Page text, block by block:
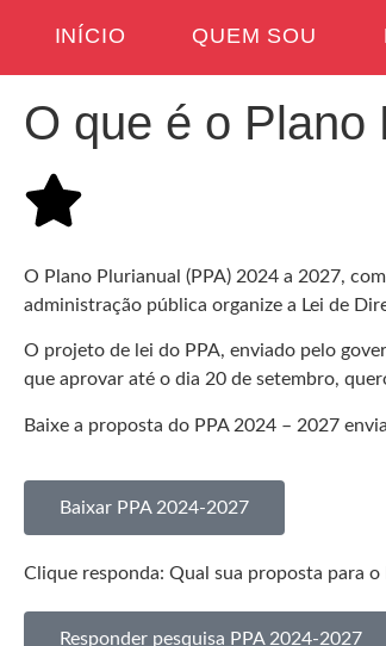
INÍCIO QUEM SOU
O que é o Plano
O Plano Plurianual (PPA) 2024 a 2027,
administração pública organize a Lei de
O projeto de lei do PPA, enviado pelo
que aprovar até o dia 20 de setembro,
Baixe a proposta do PPA 2024 – 2027
Baixar PPA 2024-2027
Clique responda: Qual sua proposta para o
Responder pesquisa PPA 2024-2027